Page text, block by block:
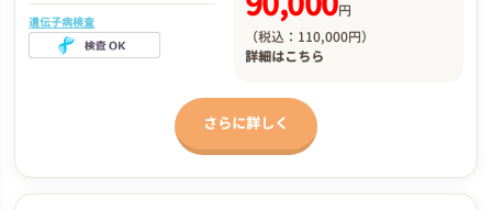
遺伝子病検査
円
（税込：110,000円）
詳細はこちら
さらに詳しく